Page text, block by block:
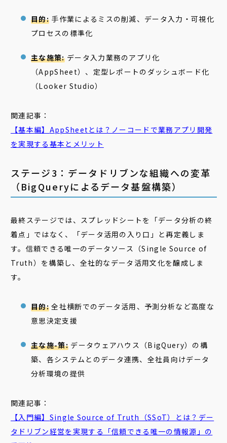
目的:手作業によるミスの削減、データ入力・可視化
プロセスの標準化
主な施策:データ入力業務のアプリ化
（AppSheet）、定型レポートのダッシュボード化
（Looker Studio）
関連記事：
【基本編】 AppSheetとは？ノーコードで業務アプリ開発
を実現する基本とメリット
ステージ3：データドリブンな組織への変革
（BigQueryによるデータ基盤構築）
最終ステージでは、スプレッドシートを「データ分析の終
着点」ではなく、「データ活用の入り口」と再定義しま
す。信頼できる唯一のデータソース（Single Source of
Truth）を構築し、全社的なデータ活用文化を醸成しま
す。
目的:全社横断でのデータ活用、予測分析など高度な
意思決定支援
主な施-策:データウェアハウス（BigQuery）の構
築、各システムとのデータ連携、全社員向けデータ
分析環境の提供
関連記事：
【入門編】 Single Source of Truth
（SSoT）とは？デー
タドリブン経営を実現する「信頼できる唯一の情報源」の